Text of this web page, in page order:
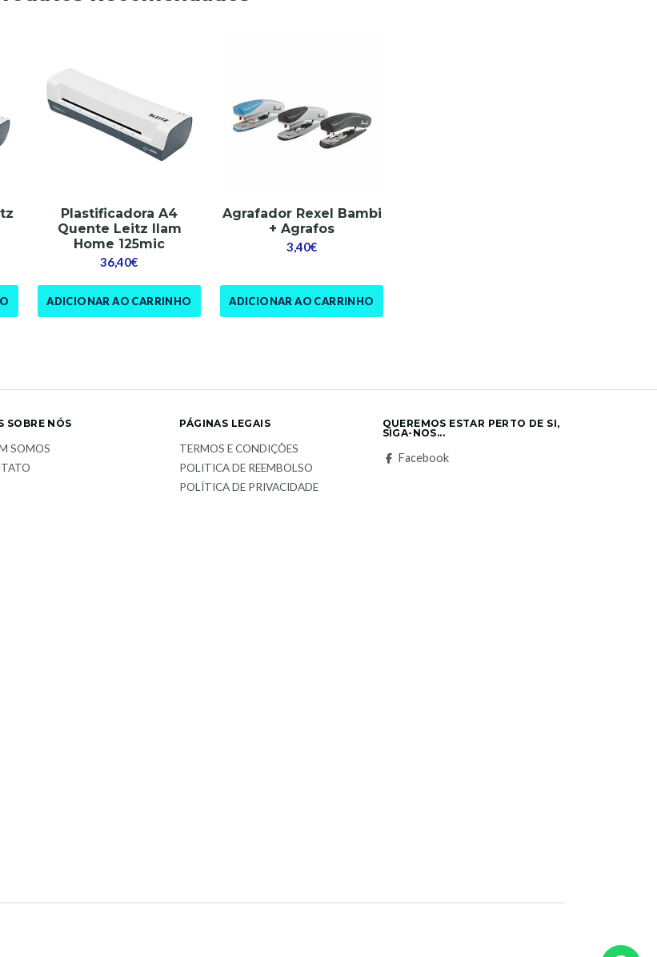
Plastificadora A4
Quente Leitz Ilam
Home 125mic
36,40€
ADICIONAR AO CARRINHO
Agrafador Rexel Bambi
+ Agrafos
3,40€
ADICIONAR AO CARRINHO
SOBRE NÓS
SOMOS
PÁGINAS LEGAIS
TERMOS E CONDIÇÕES
POLITICA DE REEMBOLSO
POLÍTICA DE PRIVACIDADE
QUEREMOS ESTAR PERTO DE SI,
SIGA-NOS...
Facebook